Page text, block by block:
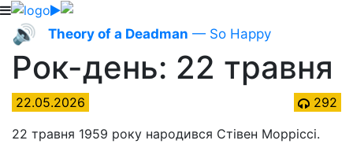
🔊 Theory of a Deadman — So Happy
Рок-день: 22 травня
22.05.2026
292
22 травня 1959 року народився Стівен Морріссі.